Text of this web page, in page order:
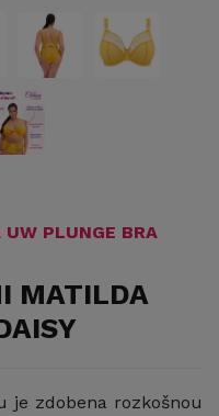
PLUNGE BRA
MATILDA
je zdobena rozkošnou